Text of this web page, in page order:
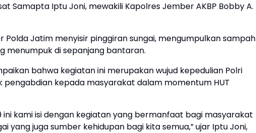
Samapta Iptu Joni, mewakili Kapolres Jember AKBP Bobby A.
Jatim menyisir pinggiran sungai, mengumpulkan sampah
menumpuk di sepanjang bantaran.
bahwa kegiatan ini merupakan wujud kepedulian Polri
pengabdian kepada masyarakat dalam momentum HUT
kami isi dengan kegiatan yang bermanfaat bagi masyarakat
yang juga sumber kehidupan bagi kita semua,” ujar Iptu Joni,